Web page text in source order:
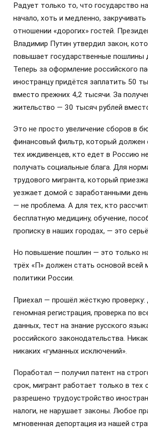
Радует только то, что государство
начало, хоть и медленно, закручивать
отношении «дорогих» гостей.
Владимир Путин утвердил закон,
повышает государственные пошлины
Теперь за оформление российского
иностранцу придётся заплатить 50
вместо прежних 4,2 тысячи. За
жительство — 30 тысяч рублей
Это не просто увеличение сборов в
финансовый фильтр, который должен
тех иждивенцев, кто едет в Россию
получать социальные блага. Для
трудового мигранта, который
уезжает домой с заработанными
— не проблема. А для тех, кто
бесплатную медицину, обучение,
прописку в наших городах, — это
Но повышение пошлин — это только
трёх «П» должен стать основой всей
политики России.
Приехал — прошёл жёсткую проверку:
геномная регистрация, проверка по
данных, тест на знание русского
российского законодательства.
никаких «гуманных исключений».
Поработал — получил патент на
срок, мигрант работает только в тех
разрешено трудоустройство
налоги, не нарушает законы. Любое
мгновенная депортация из нашей